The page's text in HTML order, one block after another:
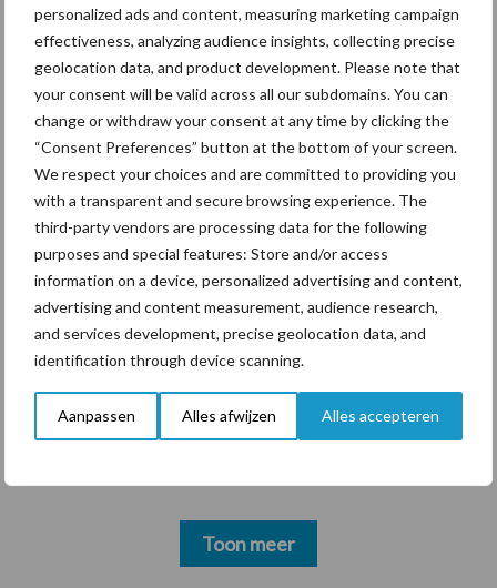
personalized ads and content, measuring marketing campaign
effectiveness, analyzing audience insights, collecting precise
geolocation data, and product development. Please note that
your consent will be valid across all our subdomains. You can
change or withdraw your consent at any time by clicking the
“Consent Preferences” button at the bottom of your screen.
We respect your choices and are committed to providing you
with a transparent and secure browsing experience. The
third-party vendors are processing data for the following
purposes and special features: Store and/or access
information on a device, personalized advertising and content,
advertising and content measurement, audience research,
and services development, precise geolocation data, and
identification through device scanning.
Aanpassen Alles afwijzen Alles accepteren
“Vraag naar praktische
hygieneoplossingen is in
Polen groter dan ooit”
Themapagina's
Diergezondheid Bemesting Fokkerij
Bedrijfsnieuws
Ligbox &
Voerhekken
Toon meer